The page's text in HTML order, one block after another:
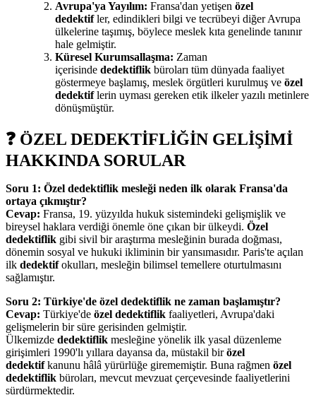
Avrupa'ya Yayılım: Fransa'dan yetişen özel
dedektifler, edindikleri bilgi ve tecrübeyi diğer Avrupa
ülkelerine taşımış, böylece meslek kıta genelinde tanınır
hale gelmiştir.
Küresel Kurumsallaşma: Zaman
içerisinde dedektiflik büroları tüm dünyada faaliyet
göstermeye başlamış, meslek örgütleri kurulmuş ve özel
dedektiflerin uyması gereken etik ilkeler yazılı metinlere
dönüşmüştür.
❓ ÖZEL DEDEKTİFLİĞİN GELİŞİMİ
HAKKINDA SORULAR
Soru 1: Özel dedektiflik mesleği neden ilk olarak Fransa'da
ortaya çıkmıştır?
Cevap: Fransa, 19. yüzyılda hukuk sistemindeki gelişmişlik ve
bireysel haklara verdiği önemle öne çıkan bir ülkeydi. Özel
dedektiflik gibi sivil bir araştırma mesleğinin burada doğması,
dönemin sosyal ve hukuki ikliminin bir yansımasıdır. Paris'te açılan
ilk dedektifokulları, mesleğin bilimsel temellere oturtulmasını
sağlamıştır.
Soru 2: Türkiye'de özel dedektiflik ne zaman başlamıştır?
Cevap: Türkiye'de özel dedektiflik faaliyetleri, Avrupa'daki
gelişmelerin bir süre gerisinden gelmiştir.
Ülkemizde dedektiflik mesleğine yönelik ilk yasal düzenleme
girişimleri 1990'lı yıllara dayansa da, müstakil birözel
dedektifkanunu hâlâ yürürlüğe girememiştir. Buna rağmen özel
dedektiflik büroları, mevcut mevzuat çerçevesinde faaliyetlerini
sürdürmektedir.